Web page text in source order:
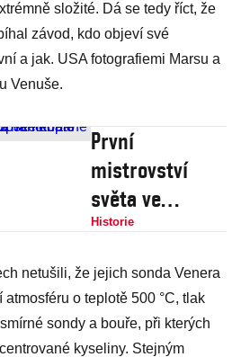
složité. Dá se tedy říct, že
závod, kdo objeví své
a jak. USA fotografiemi Marsu a
Venuše.
První
mistrovství
světa ve
fotbale
předznamenalo
ale i konec
vlády evropské
Historie
netušili, že jejich sonda Venera
o teplotě 500 °C, tlak
sondy a bouře, při kterých
kyseliny. Stejným